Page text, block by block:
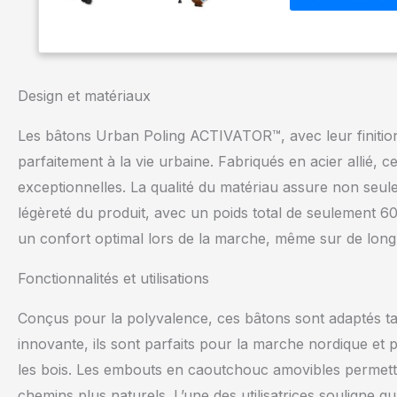
récupération
conçus et
(0,655 kg) par
Avec une
conçus pour
soutien : les
abdominaux
en plus par
que 74 cm, ce
Design et matériaux
Les bâtons Urban Poling ACTIVATOR™, avec leur
parfaitement à la vie urbaine. Fabriqués en acier allié,
exceptionnelles. La qualité du matériau assure non
légèreté du produit, avec un poids total de seulement
un confort optimal lors de la marche, même sur de
Fonctionnalités et utilisations
Conçus pour la polyvalence, ces bâtons sont adaptés
innovante, ils sont parfaits pour la marche nordique et
les bois. Les embouts en caoutchouc amovibles